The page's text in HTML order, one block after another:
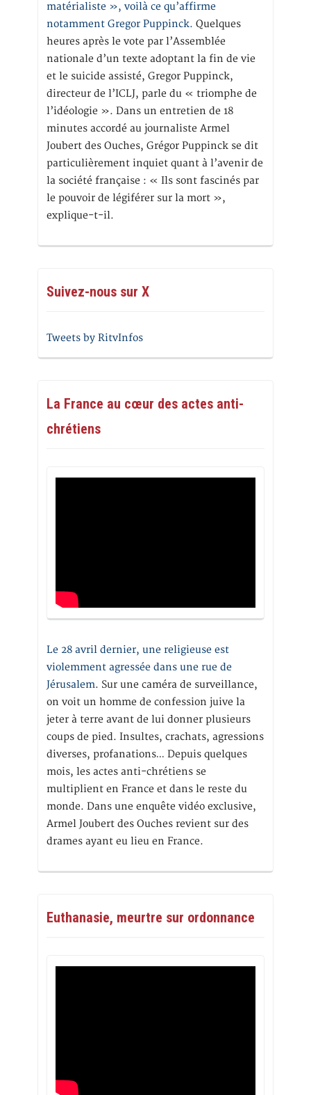
matérialiste », voilà ce qu’affirme
notamment Gregor Puppinck. Quelques
heures après le vote par l’Assemblée
nationale d’un texte adoptant la fin de vie
et le suicide assisté, Gregor Puppinck,
directeur de l’ICLJ, parle du « triomphe de
l’idéologie ». Dans un entretien de 18
minutes accordé au journaliste Armel
Joubert des Ouches, Grégor Puppinck se dit
particulièrement inquiet quant à l’avenir de
la société française : « Ils sont fascinés par
le pouvoir de légiférer sur la mort »,
explique-t-il.
Suivez-nous sur X
Tweets by RitvInfos
La France au cœur des actes anti-
chrétiens
Le 28 avril dernier, une religieuse est
violemment agressée dans une rue de
Jérusalem. Sur une caméra de surveillance,
on voit un homme de confession juive la
jeter à terre avant de lui donner plusieurs
coups de pied. Insultes, crachats, agressions
diverses, profanations… Depuis quelques
mois, les actes anti-chrétiens se
multiplient en France et dans le reste du
monde. Dans une enquête vidéo exclusive,
Armel Joubert des Ouches revient sur des
drames ayant eu lieu en France.
Euthanasie, meurtre sur ordonnance